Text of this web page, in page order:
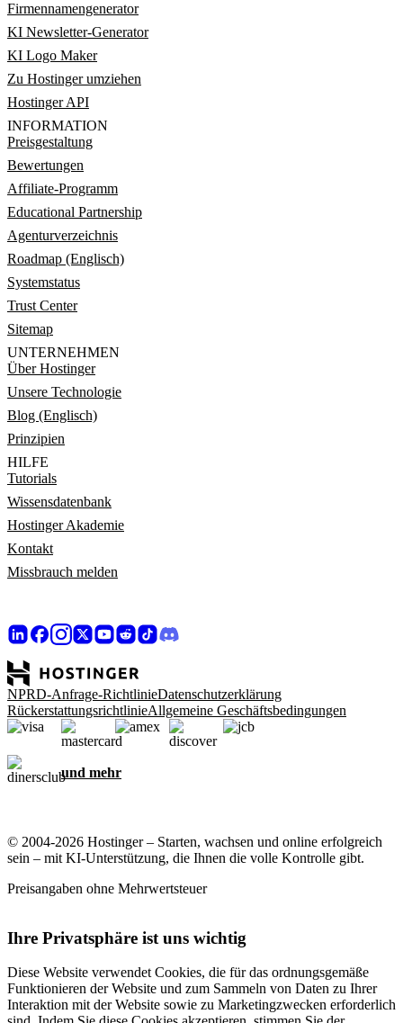
Firmennamengenerator
KI Newsletter-Generator
KI Logo Maker
Zu Hostinger umziehen
Hostinger API
INFORMATION
Preisgestaltung
Bewertungen
Affiliate-Programm
Educational Partnership
Agenturverzeichnis
Roadmap (Englisch)
Systemstatus
Trust Center
Sitemap
UNTERNEHMEN
Über Hostinger
Unsere Technologie
Blog (Englisch)
Prinzipien
HILFE
Tutorials
Wissensdatenbank
Hostinger Akademie
Kontakt
Missbrauch melden
NPRD-Anfrage-RichtlinieDatenschutzerklärung
RückerstattungsrichtlinieAllgemeine Geschäftsbedingungen
und mehr
© 2004-2026 Hostinger – Starten, wachsen und online erfolgreich
sein – mit KI-Unterstützung, die Ihnen die volle Kontrolle gibt.
Preisangaben ohne Mehrwertsteuer
Ihre Privatsphäre ist uns wichtig
Diese Website verwendet Cookies, die für das ordnungsgemäße
Funktionieren der Website und zum Sammeln von Daten zu Ihrer
Interaktion mit der Website sowie zu Marketingzwecken erforderlich